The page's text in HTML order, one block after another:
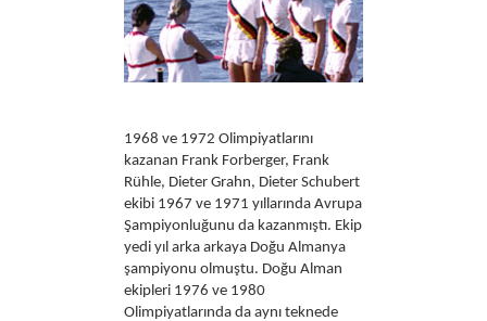
1968 ve 1972 Olimpiyatlarını
kazanan Frank Forberger, Frank
Rühle, Dieter Grahn, Dieter Schubert
ekibi 1967 ve 1971 yıllarında Avrupa
Şampiyonluğunu da kazanmıştı. Ekip
yedi yıl arka arkaya Doğu Almanya
şampiyonu olmuştu. Doğu Alman
ekipleri 1976 ve 1980
Olimpiyatlarında da aynı teknede